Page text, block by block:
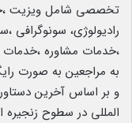
تخصصی شامل ویزیت
رادیولوژی،
،خدمات مشاوره
و بر اساس آخرین
المللی در سطوح زنجیره